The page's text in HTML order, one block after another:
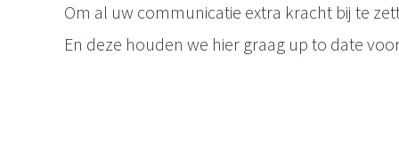
Om al uw communicatie extra kracht bij te
En deze houden we hier graag up to date